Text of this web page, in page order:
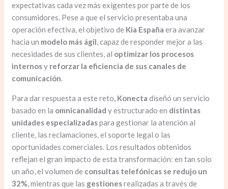
expectativas cada vez más exigentes por parte de los
consumidores. Pese a que el servicio presentaba una
operación efectiva, el objetivo de Kia España era avanzar
hacia un modelo más ágil, capaz de responder mejor a las
necesidades de sus clientes, al optimizar los procesos
internosy reforzar la eficiencia de sus canales de
comunicación.
Para dar respuesta a este reto, Konectadiseñó un servicio
basado en la omnicanalidady estructurado en distintas
unidades especializadaspara gestionar la atención al
cliente, las reclamaciones, el soporte legal o las
oportunidades comerciales. Los resultados obtenidos
reflejan el gran impacto de esta transformación: en tan solo
un año, el volumen de consultas telefónicas se redujo un
32%, mientras que las gestionesrealizadas a través de